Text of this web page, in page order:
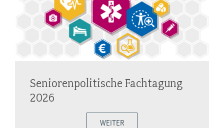
Seniorenpolitische Fachtagung
2026
WEITER